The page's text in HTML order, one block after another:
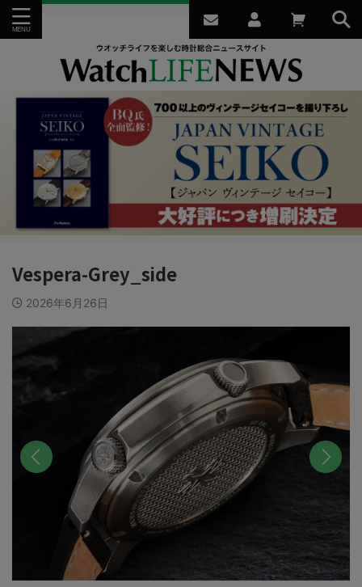
Vespera-Grey_side
2026年6月26日